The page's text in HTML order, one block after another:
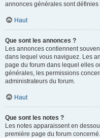
annonces générales sont
Haut
Que sont les annonces ?
Les annonces contiennent
dans lequel vous naviguez. Les
page du forum dans lequel elles
générales, les permissions
administrateurs du forum.
Haut
Que sont les notes ?
Les notes apparaissent en
première page du forum